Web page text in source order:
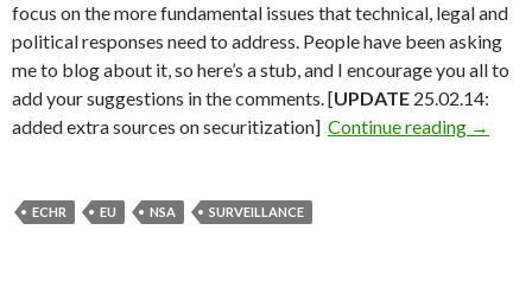
focus on the more fundamental issues that technical, legal and
political responses need to address. People have been asking
me to blog about it, so here’s a stub, and I encourage you all to
add your suggestions in the comments. [UPDATE 25.02.14:
added extra sources on securitization] Continue reading Paper
→
ECHR EU NSA SURVEILLANCE